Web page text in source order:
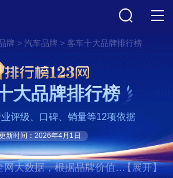
牌 > 汽车品牌 > 客车十大品牌排行榜
大品牌排行榜
评级、口碑、销量等12项依据
新时间：2026年4月1日
网大数据，根据品牌价值、【展开】